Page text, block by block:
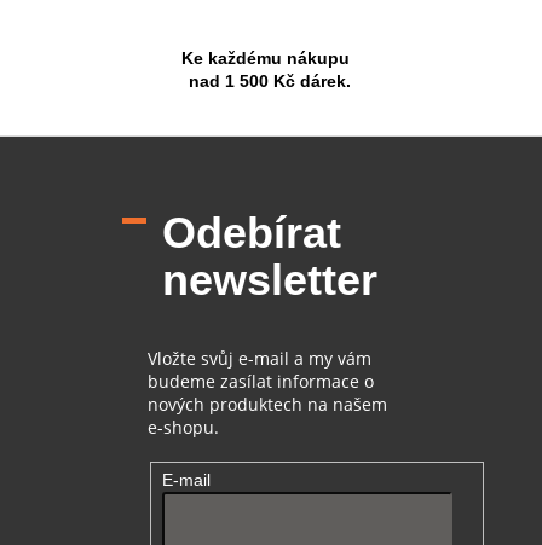
Ke každému nákupu
nad 1 500 Kč dárek.
Odebírat
newsletter
Vložte svůj e-mail a my vám
budeme zasílat informace o
nových produktech na našem
e-shopu.
E-mail